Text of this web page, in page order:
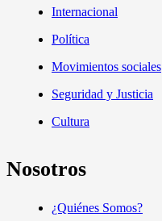
Internacional
Política
Movimientos sociales
Seguridad y Justicia
Cultura
Nosotros
¿Quiénes Somos?